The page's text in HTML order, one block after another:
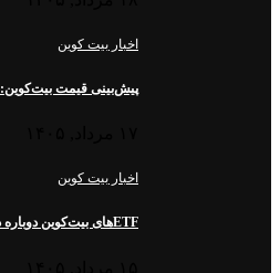
اخبار بیت کوین
پیش‌بینی قیمت بیت‌کوین: BTC روی خطی ایستاده تکلیف…
اخبار بیت کوین
ETFهای بیت‌کوین دوباره در حال خرید هستند: ۶۲۶…